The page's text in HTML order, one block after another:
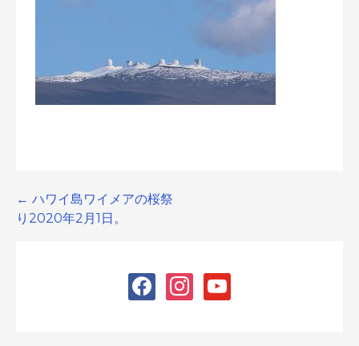
Post
← ハワイ島ワイメアの桜祭
り2020年2月1日。
facebookinstagramyoutube